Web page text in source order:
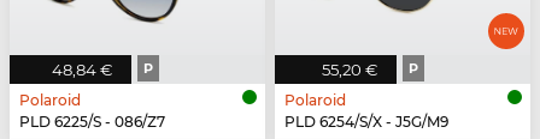
48,84 € P
Polaroid
PLD 6225/S - 086/Z7
55,20 € P
Polaroid
PLD 6254/S/X - J5G/M9